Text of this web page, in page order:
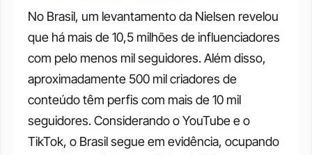
No Brasil, um levantamento da Nielsen revelou
que há mais de 10,5 milhões de influenciadores
com pelo menos mil seguidores. Além disso,
aproximadamente 500 mil criadores de
conteúdo têm perfis com mais de 10 mil
seguidores. Considerando o YouTube e o
TikTok, o Brasil segue em evidência, ocupando